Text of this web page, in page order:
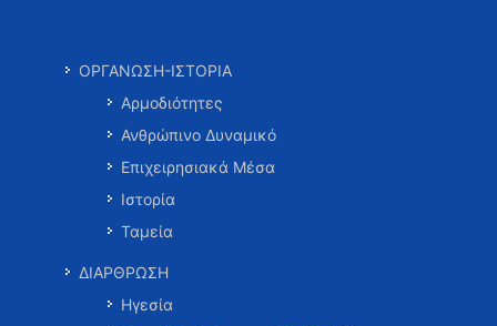
ΟΡΓΑΝΩΣΗ-ΙΣΤΟΡΙΑ
Αρμοδιότητες
Ανθρώπινο Δυναμικό
Επιχειρησιακά Μέσα
Ιστορία
Ταμεία
ΔΙΑΡΘΡΩΣΗ
Ηγεσία